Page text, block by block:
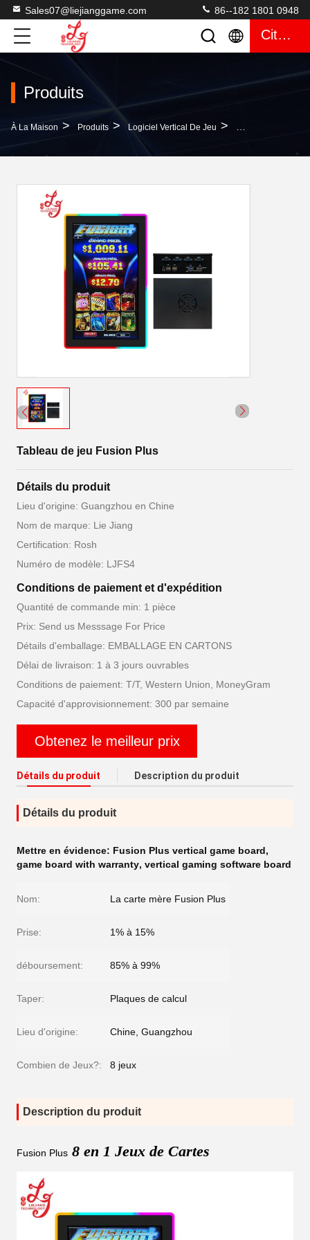
Sales07@liejianggame.com 86--182 1801 0948
Citation
Produits
À La Maison > Produits > Logiciel Vertical De Jeu > Tableau De Jeu
Tableau de jeu Fusion Plus
Détails du produit
Lieu d'origine: Guangzhou en Chine
Nom de marque: Lie Jiang
Certification: Rosh
Numéro de modèle: LJFS4
Conditions de paiement et d'expédition
Quantité de commande min: 1 pièce
Prix: Send us Messsage For Price
Détails d'emballage: EMBALLAGE EN CARTONS
Délai de livraison: 1 à 3 jours ouvrables
Conditions de paiement: T/T, Western Union, MoneyGram
Capacité d'approvisionnement: 300 par semaine
Obtenez le meilleur prix
Détails du produit Description du produit
Détails du produit
Mettre en évidence: Fusion Plus vertical game board,
game board with warranty, vertical gaming software board
Nom: La carte mère Fusion Plus
Prise: 1% à 15%
déboursement: 85% à 99%
Taper: Plaques de calcul
Lieu d'origine: Chine, Guangzhou
Combien de Jeux?: 8 jeux
Description du produit
Fusion Plus 8 en 1 Jeux de Cartes